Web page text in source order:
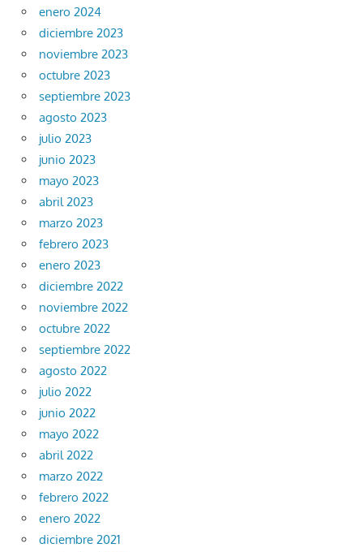
enero 2024
diciembre 2023
noviembre 2023
octubre 2023
septiembre 2023
agosto 2023
julio 2023
junio 2023
mayo 2023
abril 2023
marzo 2023
febrero 2023
enero 2023
diciembre 2022
noviembre 2022
octubre 2022
septiembre 2022
agosto 2022
julio 2022
junio 2022
mayo 2022
abril 2022
marzo 2022
febrero 2022
enero 2022
diciembre 2021